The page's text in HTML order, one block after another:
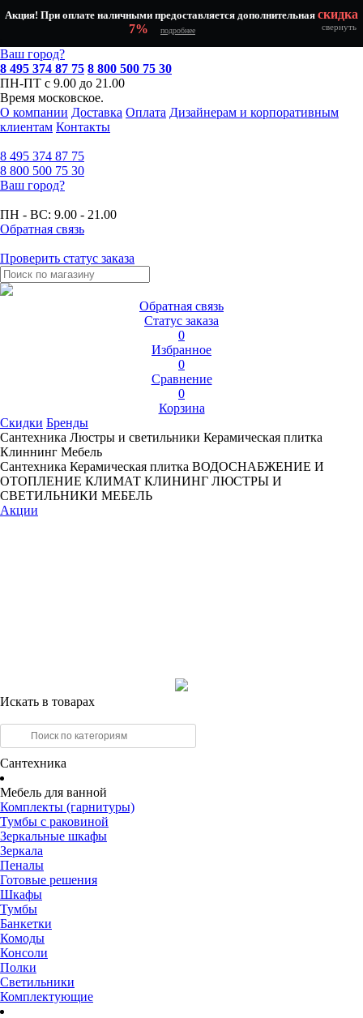
Акция! При оплате наличными предоставляется дополнительная скидка
7%
подробнее свернуть
Ваш город?
8 495 374 87 75 8 800 500 75 30
ПН-ПТ с 9.00 до 21.00
Время московское.
О компании Доставка Оплата Дизайнерам и корпоративным
клиентам Контакты
8 495 374 87 75
8 800 500 75 30
Ваш город?
ПН - ВС: 9.00 - 21.00
Обратная связь
Проверить статус заказа
Обратная связь
Статус заказа
0
Избранное
0
Сравнение
0
Корзина
Скидки Бренды
Сантехника Люстры и светильники Керамическая плитка
Клиннинг Мебель
Сантехника Керамическая плитка ВОДОСНАБЖЕНИЕ И
ОТОПЛЕНИЕ КЛИМАТ КЛИНИНГ ЛЮСТРЫ И
СВЕТИЛЬНИКИ МЕБЕЛЬ
Акции
Искать в товарах
Сантехника
Мебель для ванной
Комплекты (гарнитуры)
Тумбы с раковиной
Зеркальные шкафы
Зеркала
Пеналы
Готовые решения
Шкафы
Тумбы
Банкетки
Комоды
Консоли
Полки
Светильники
Комплектующие